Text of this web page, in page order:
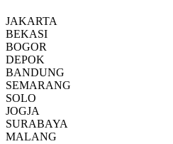
JAKARTA
BEKASI
BOGOR
DEPOK
BANDUNG
SEMARANG
SOLO
JOGJA
SURABAYA
MALANG